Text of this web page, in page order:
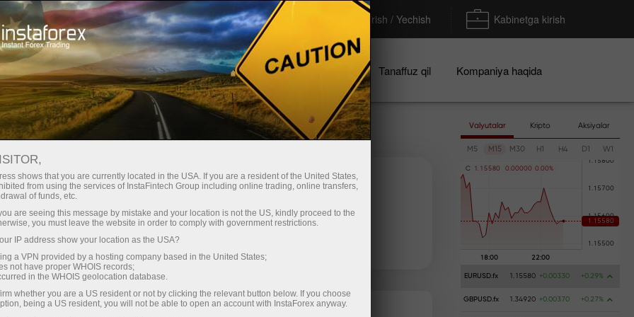
Hisob-varag'ini tez ochish Savdo platformasi To'ldirish / Yechish Kabinetga kirish
Endi ish
uchun
Investorlar uchun Hamkorlar uchun Promoaksiyalar Tanaffuz qil Kompaniya haqida
анализ
10.04.2026 15:04
Вывести деньги
Valyutalar Kripto Aksiyalar
M5 M15 M30 H1 H4 D1 W1
C 1 . 1 5580 0 .00000 0 .00%
EURUSD.fx 1.15580 +0.00330 +0.29%
GBPUSD.fx 1.34920 +0.00370 +0.27%
shows that you are currently located in the USA. If you are a resident of the United States,
from using the services of InstaFintech Group including online trading, online transfers,
of funds, etc.
are seeing this message by mistake and your location is not the US, kindly proceed to the
you must leave the website in order to comply with government restrictions.
IP address show your location as the USA?
a VPN provided by a hosting company based in the United States;
not have proper WHOIS records;
in the WHOIS geolocation database.
whether you are a US resident or not by clicking the relevant button below. If you choose
being a US resident, you will not be able to open an account with InstaForex anyway.